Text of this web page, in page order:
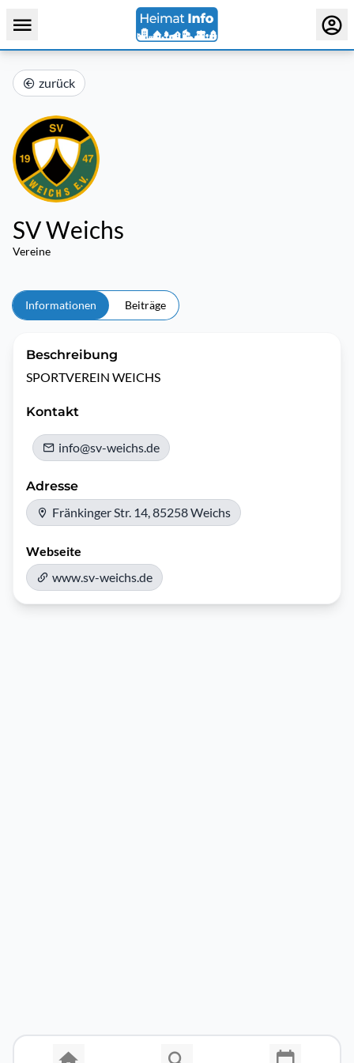
zurück
SV Weichs
Vereine
Informationen Beiträge
Beschreibung
SPORTVEREIN WEICHS
Kontakt
info@sv-weichs.de
Adresse
Fränkinger Str. 14, 85258 Weichs
Webseite
www.sv-weichs.de